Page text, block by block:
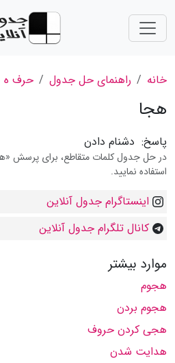
خانه راهنمای حل جدول حرف ه
هجا
پاسخ: دشنام دادن
در حل جدول کلمات متقاطع، برای پرسش
استفاده نمایید.
اینستاگرام جدول آنلاین
کانال تلگرام جدول آنلاین
موارد بیشتر
هجوم
هجوم بردن
هجی کردن حروف
هدایت شدن